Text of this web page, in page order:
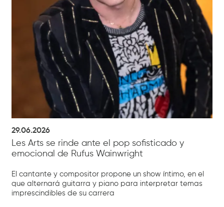
29.06.2026
Les Arts se rinde ante el pop sofisticado y
emocional de Rufus Wainwright
El cantante y compositor propone un show íntimo, en el
que alternará guitarra y piano para interpretar temas
imprescindibles de su carrera